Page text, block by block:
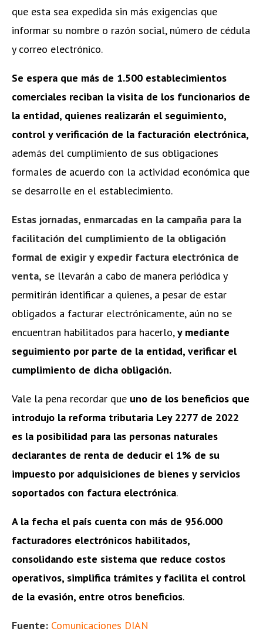
que esta sea expedida sin más exigencias que
informar su nombre o razón social, número de cédula
y correo electrónico.
Se espera que más de 1.500 establecimientos
comerciales reciban la visita de los funcionarios de
la entidad, quienes realizarán el seguimiento,
control y verificación de la facturación electrónica,
además del cumplimiento de sus obligaciones
formales de acuerdo con la actividad económica que
se desarrolle en el establecimiento.
Estas jornadas, enmarcadas en la campaña para la
facilitación del cumplimiento de la obligación
formal de exigir y expedir factura electrónica de
venta, se llevarán a cabo de manera periódica y
permitirán identificar a quienes, a pesar de estar
obligados a facturar electrónicamente, aún no se
encuentran habilitados para hacerlo,y mediante
seguimiento por parte de la entidad, verificar el
cumplimiento de dicha obligación.
Vale la pena recordar que uno de los beneficios que
introdujo la reforma tributaria Ley 2277 de 2022
es la posibilidad para las personas naturales
declarantes de renta de deducir el 1% de su
impuesto por adquisiciones de bienes y servicios
soportados con factura electrónica.
A la fecha el país cuenta con más de 956.000
facturadores electrónicos habilitados,
consolidando este sistema que reduce costos
operativos, simplifica trámites y facilita el control
de la evasión, entre otros beneficios.
Fuente: Comunicaciones DIAN